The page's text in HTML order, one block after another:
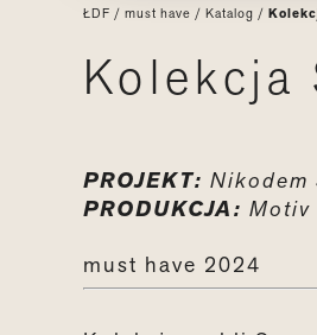
ŁDF / must have / Katalog /
Kolekcja
PROJEKT: Nikodem
PRODUKCJA: Motiv
must have 2024